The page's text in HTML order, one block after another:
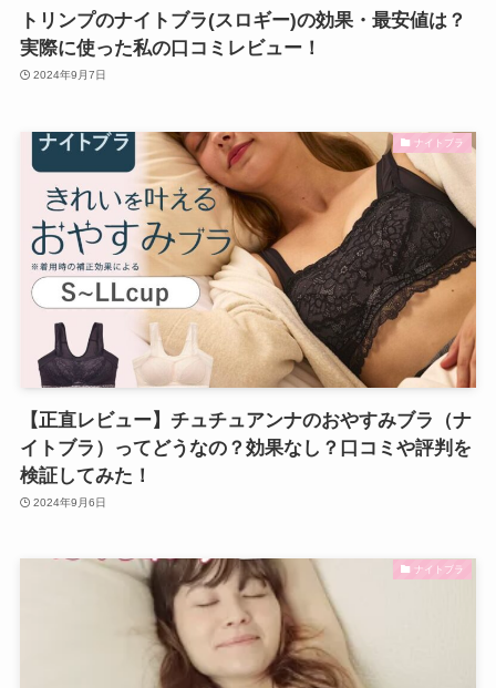
トリンプのナイトブラ(スロギー)の効果・最安値は？
実際に使った私の口コミレビュー！
2024年9月7日
ナイトブラ
【正直レビュー】チュチュアンナのおやすみブラ（ナ
イトブラ）ってどうなの？効果なし？口コミや評判を
検証してみた！
2024年9月6日
ナイトブラ